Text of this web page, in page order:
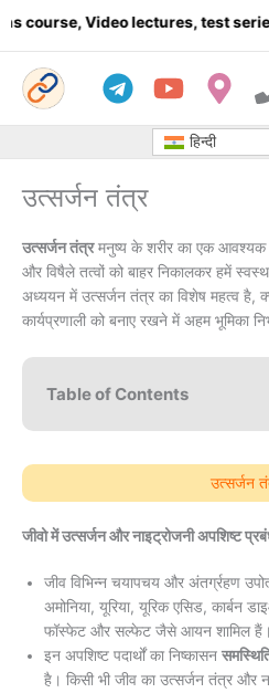
lectures, test series and
हिन्दी
उत्सर्जन तंत्र
उत्सर्जन तंत्रमनुष्य के शरीर का एक आवश्यक
और विषैले तत्वों को बाहर निकालकर हमें
अध्ययन में उत्सर्जन तंत्र का विशेष महत्व
कार्यप्रणाली को बनाए रखने में अहम भूमिका
Table of Contents
उत्सर्जन
जीवो में उत्सर्जन और नाइट्रोजनी अपशिष्ट
जीव विभिन्न चयापचय और अंतर्ग्रहण
अमोनिया, यूरिया, यूरिक एसिड, कार्बन
फॉस्फेट और सल्फेट जैसे आयन शामिल हैं।
इन अपशिष्ट पदार्थों का निष्कासन
है। किसी भी जीव का उत्सर्जन तंत्र और